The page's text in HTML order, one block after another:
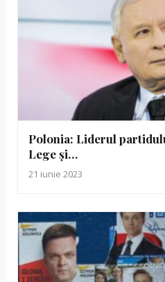
Polonia: Liderul
Lege şi…
21 iunie 2023